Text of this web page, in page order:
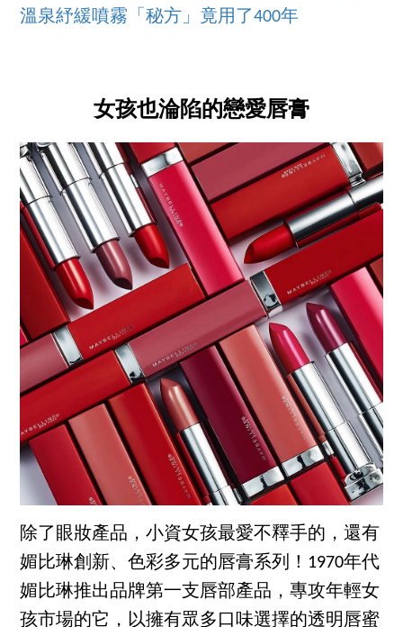
溫泉紓緩噴霧「秘方」竟用了400年
女孩也淪陷的戀愛唇膏
除了眼妝產品，小資女孩最愛不釋手的，還有
媚比琳創新、色彩多元的唇膏系列！1970年代
媚比琳推出品牌第一支唇部產品，專攻年輕女
孩市場的它，以擁有眾多口味選擇的透明唇蜜